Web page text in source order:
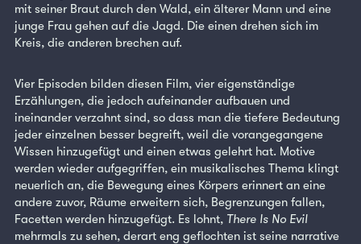
mit seiner Braut durch den Wald, ein älterer Mann und eine
junge Frau gehen auf die Jagd. Die einen drehen sich im
Kreis, die anderen brechen auf.
Vier Episoden bilden diesen Film, vier eigenständige
Erzählungen, die jedoch aufeinander aufbauen und
ineinander verzahnt sind, so dass man die tiefere Bedeutung
jeder einzelnen besser begreift, weil die vorangegangene
Wissen hinzugefügt und einen etwas gelehrt hat. Motive
werden wieder aufgegriffen, ein musikalisches Thema klingt
neuerlich an, die Bewegung eines Körpers erinnert an eine
andere zuvor, Räume erweitern sich, Begrenzungen fallen,
Facetten werden hinzugefügt. Es lohnt, There Is No Evil
mehrmals zu sehen, derart eng geflochten ist seine narrative